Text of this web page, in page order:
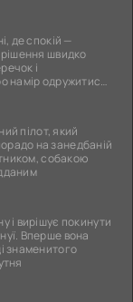
де спокій —
швидко
і
намір одружитися,
пілот, який
на занедбаній
собакою
і вирішує покинути
Вперше вона
знаменитого